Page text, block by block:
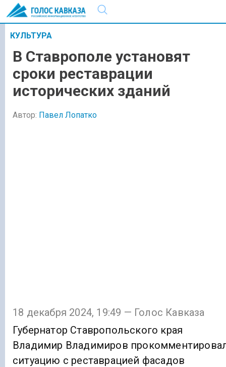
КУЛЬТУРА
В Ставрополе установят
сроки реставрации
исторических зданий
Автор: Павел Лопатко
18 декабря 2024, 19:49 — Голос Кавказа
Губернатор Ставропольского края
Владимир Владимиров
ситуацию с реставрацией фасадов